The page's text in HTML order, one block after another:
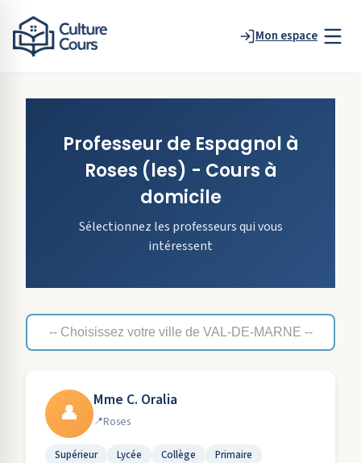
Mon espace
Professeur de Espagnol à
Roses (les) - Cours à
domicile
Sélectionnez les professeurs qui vous
intéressent
👤 Mme C. Oralia
Roses
Supérieur Lycée Collège Primaire